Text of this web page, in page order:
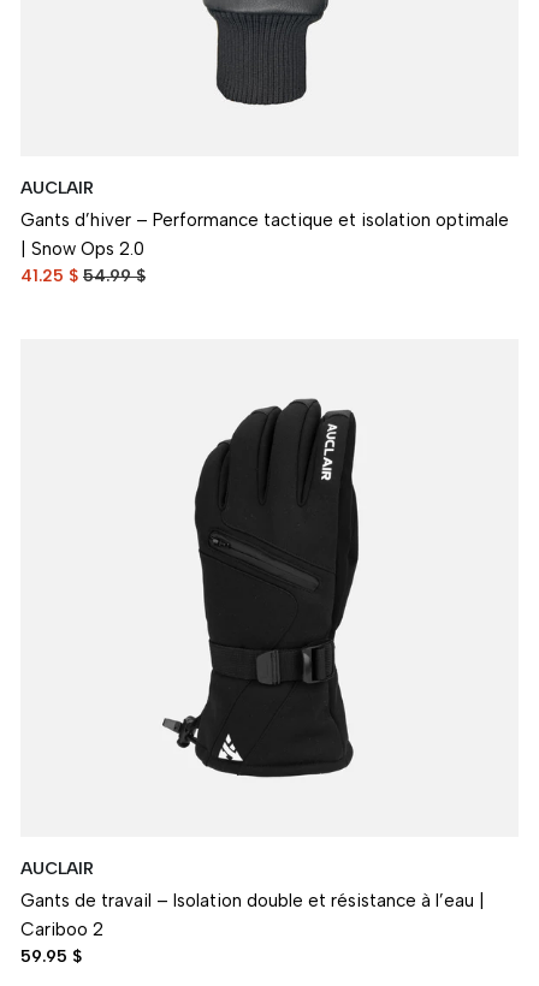
AUCLAIR
Gants d’hiver – Performance tactique et isolation optimale
| Snow Ops 2.0
41.25 $ 54.99 $
AUCLAIR
Gants de travail – Isolation double et résistance à l’eau |
Cariboo 2
59.95 $